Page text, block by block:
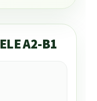
A2-B1